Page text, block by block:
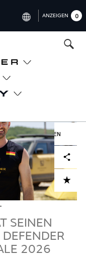
CHINA (中国（中文))
FRANCE (FRANÇAIS)
SPAIN (ESPAÑOL)
ITALY (ITALIANO)
ANZEIGEN 0
HERUNTERLADEN
ADD TO CART
Facebook
X LinkedInShare
SEINEN
2026